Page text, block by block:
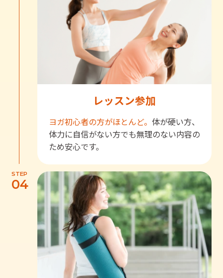
レッスン参加
ヨガ初心者の方がほとんど。 体が硬い方、
体力に自信がない方でも無理のない内容の
ため安心です。
STEP
04